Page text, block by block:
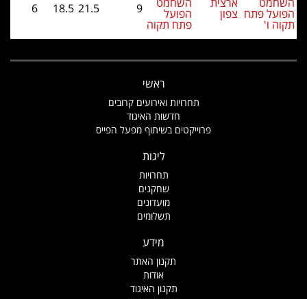
הפועל
פתח תקוה
9
21.5
18.5
6
בשיתוף מפעל הפייס